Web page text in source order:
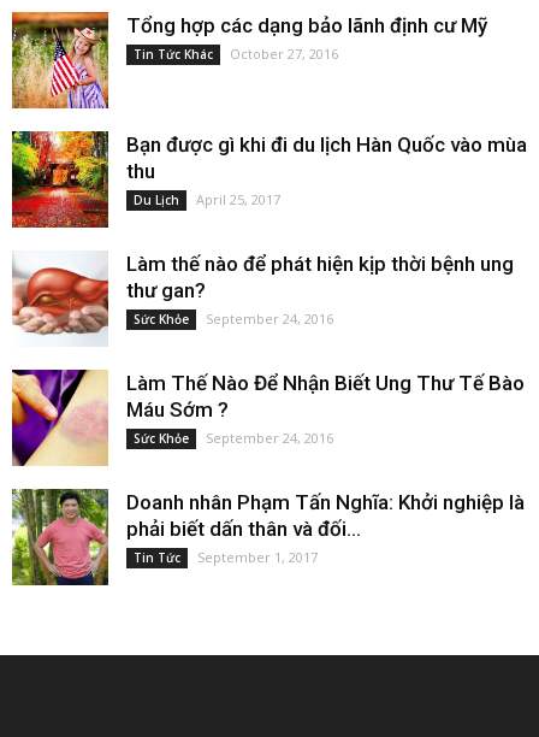
Tổng hợp các dạng bảo lãnh định cư Mỹ
Tin Tức Khác October 27, 2016
Bạn được gì khi đi du lịch Hàn Quốc vào mùa
thu
Du Lịch April 25, 2017
Làm thế nào để phát hiện kịp thời bệnh ung
thư gan?
Sức Khỏe September 24, 2016
Làm Thế Nào Để Nhận Biết Ung Thư Tế Bào
Máu Sớm ?
Sức Khỏe September 24, 2016
Doanh nhân Phạm Tấn Nghĩa: Khởi nghiệp là
phải biết dấn thân và đối...
Tin Tức September 1, 2017